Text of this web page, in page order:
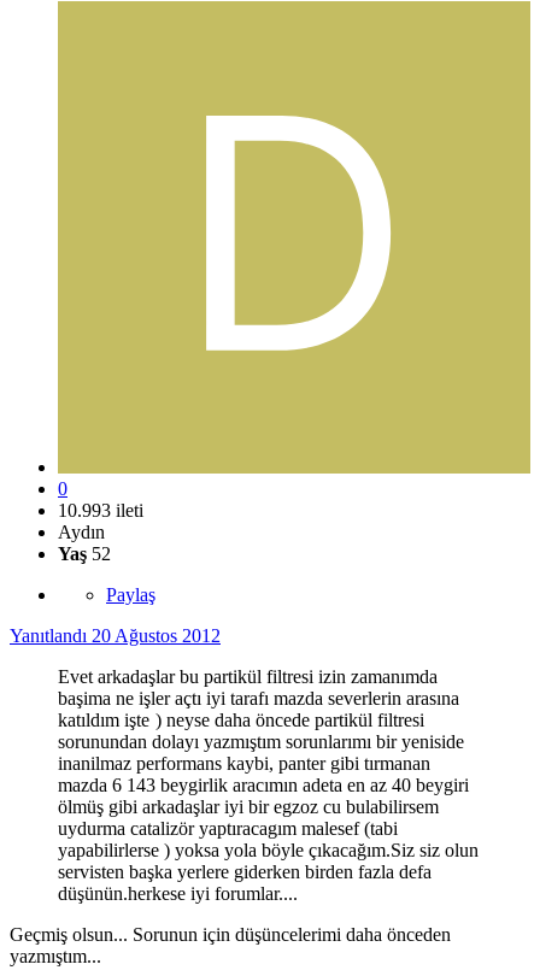
0
10.993 ileti
Aydın
Yaş 52
Paylaş
Yanıtlandı 20 Ağustos 2012
Evet arkadaşlar bu partikül filtresi izin zamanımda
başima ne işler açtı iyi tarafı mazda severlerin arasına
katıldım işte ) neyse daha öncede partikül filtresi
sorunundan dolayı yazmıştım sorunlarımı bir yeniside
inanilmaz performans kaybi, panter gibi tırmanan
mazda 6 143 beygirlik aracımın adeta en az 40 beygiri
ölmüş gibi arkadaşlar iyi bir egzoz cu bulabilirsem
uydurma catalizör yaptıracagım malesef (tabi
yapabilirlerse ) yoksa yola böyle çıkacağım.Siz siz olun
servisten başka yerlere giderken birden fazla defa
düşünün.herkese iyi forumlar....
Geçmiş olsun... Sorunun için düşüncelerimi daha önceden
yazmıştım...